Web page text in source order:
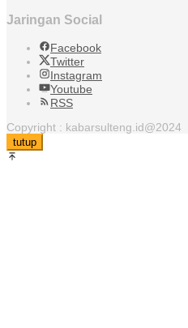
Jaringan Social
Facebook
Twitter
Instagram
Youtube
RSS
Copyright : kabarsulteng.id@2024
tutup